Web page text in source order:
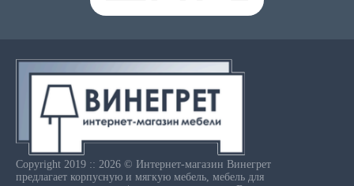
Copyright 2019 :: 2026 © Интернет-магазин Винегрет
предлагает корпусную и мягкую мебель, мебель для